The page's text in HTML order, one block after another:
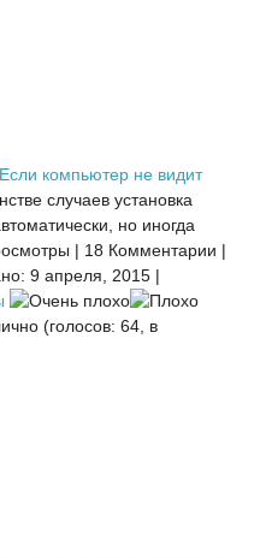
Если компьютер не видит
случаев установка
но иногда
| 18 Комментарии |
9 апреля, 2015 |
(голосов: 64, в